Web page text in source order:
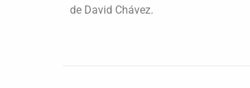
de David Chávez.